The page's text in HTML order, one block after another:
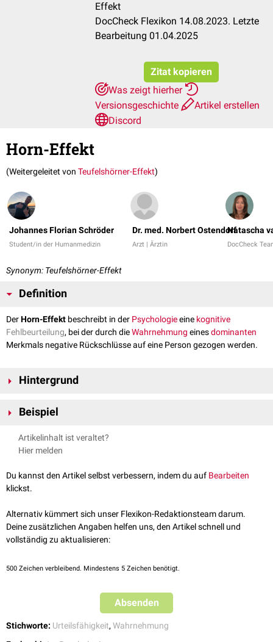
Effekt
DocCheck Flexikon 14.08.2023. Letzte
Bearbeitung 01.04.2025
Zitat kopieren
Was zeigt hierher
Versionsgeschichte
Artikel erstellen
Discord
Horn-Effekt
(Weitergeleitet von Teufelshörner-Effekt)
Johannes Florian Schröder
Student/in der Humanmedizin
Dr. med. Norbert Ostendorf
Arzt | Ärztin
Natascha
DocCheck
Synonym: Teufelshörner-Effekt
Definition
DerHorn-Effekt beschreibt in der Psychologieeine kognitive
Fehlbeurteilung, bei der durch dieWahrnehmung einesdominanten
Merkmals negative Rückschlüsse auf eine Person gezogen werden.
Hintergrund
negativen Eigenschaften (z.B. Unpünktlichkeit oder Unzuverlässigkeit).
Urteilsfehler verursachen.
Beispiel
Der Horn-Effekt kann beispielsweise dazu führen, dass ein Arzt aufgrund
der Unpünktlichkeit eines Patienten daraus schließt, dass dieser auch
Artikelinhalt ist veraltet?
Hier melden
Du kannst den Artikel selbst verbessern, indem du auf Bearbeiten
klickst.
Alternativ kümmert sich unser Flexikon-Redaktionsteam darum.
Deine zusätzlichen Angaben helfen uns, den Artikel schnell und
vollständig zu aktualisieren:
500 Zeichen verbleibend. Mindestens 5 Zeichen benötigt.
Absenden
Stichworte: Urteilsfähigkeit, Wahrnehmung